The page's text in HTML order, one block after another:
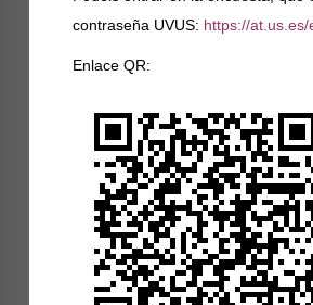
contraseña UVUS: https://
Enlace QR: